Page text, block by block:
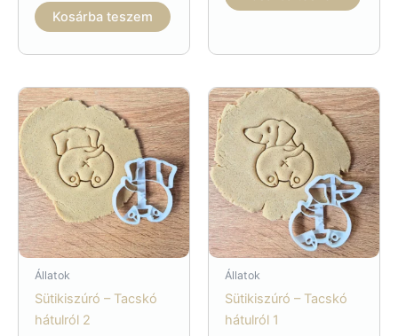
Kosárba teszem
Állatok
Sütikiszúró – Tacskó
hátulról 2
Állatok
Sütikiszúró – Tacskó
hátulról 1